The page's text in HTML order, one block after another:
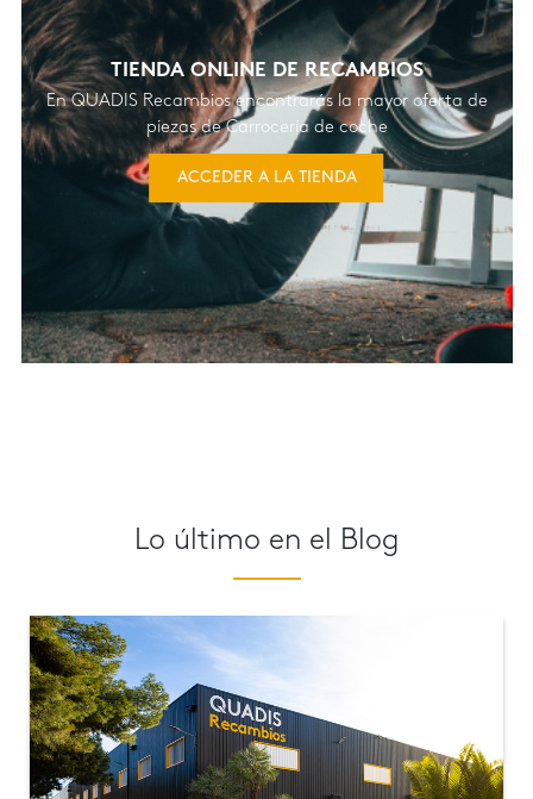
TIENDA ONLINE DE RECAMBIOS
En QUADIS Recambios encontrarás la mayor oferta de
piezas de Carrocería de coche
ACCEDER A LA TIENDA
Lo último en el Blog